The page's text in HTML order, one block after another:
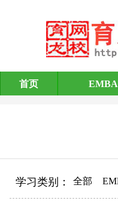
EMBA招生
首页
学习类别： 全部